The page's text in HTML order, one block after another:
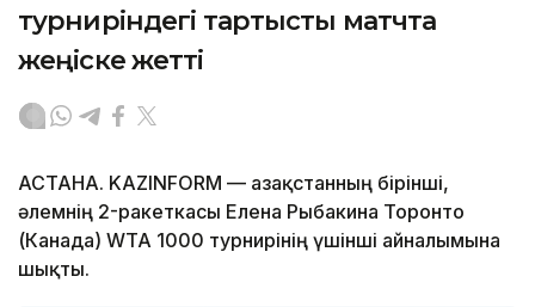
турниріндегі тартысты матчта
жеңіске жетті
АСТАНА. KAZINFORM — Қазақстанның бірінші,
әлемнің 2-ракеткасы Елена Рыбакина Торонто
(Канада) WTA 1000 турнирінің үшінші айналымына
шықты.